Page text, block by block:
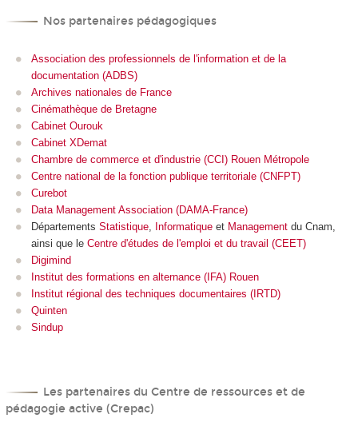
Nos partenaires pédagogiques
Association des professionnels de l'information et de la
documentation (ADBS)
Archives nationales de France
Cinémathèque de Bretagne
Cabinet Ourouk
Cabinet XDemat
Chambre de commerce et d'industrie (CCI) Rouen Métropole
Centre national de la fonction publique territoriale (CNFPT)
Curebot
Data Management Association (DAMA-France)
Départements Statistique, Informatique et Management du Cnam,
ainsi que le Centre d'études de l'emploi et du travail (CEET)
Digimind
Institut des formations en alternance (IFA) Rouen
Institut régional des techniques documentaires (IRTD)
Quinten
Sindup
Les partenaires du Centre de ressources et de
pédagogie active (Crepac)